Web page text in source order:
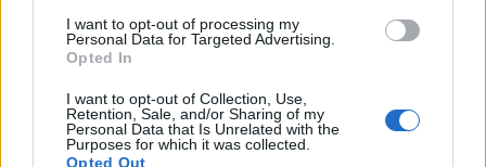
I want to opt-out of processing my
Personal Data for Targeted Advertising.
Opted In
I want to opt-out of Collection, Use,
Retention, Sale, and/or Sharing of my
Personal Data that Is Unrelated with the
Purposes for which it was collected.
Opted Out
Η πρόσφατη επίσκεψη του αρμόδιου υπουργού στον
όμορο Δήμο Ανατολικής Μάνης απέβλεπε σε
επικοινωνία διαφυγής από το πρόβλημα.
Αλήθεια γιατί δεν ζητήθηκε να έρθει στο Δήμο